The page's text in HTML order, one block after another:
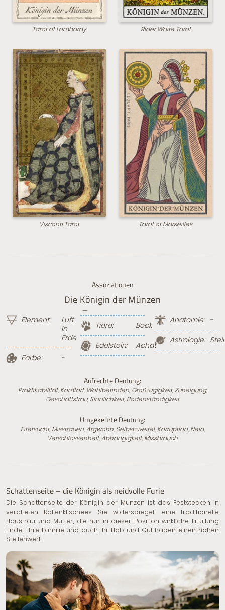
Tarot of Lombardy Rider Waite Tarot
Visconti Tarot Tarot of Marseilles
Assoziationen
Die Königin der Münzen
Element:
Luft
in
Erde
Farbe:
-
Tiere:
Bock
Edelstein:
Achat
Anatomie: -
Astrologie:
Aufrechte Deutung:
Praktikabilität, Komfort, Wohlbefinden, Großzügigkeit, Zuneigung,
Geschäftsfrau, Sinnlichkeit, Bodenständigkeit
Umgekehrte Deutung:
Eifersucht, Misstrauen, Argwohn, Selbstzweifel, Korruption, Neid,
Verschlossenheit, Abhängigkeit, Missbrauch
Schattenseite – die Königin als neidvolle Furie
Die Schattenseite der Königin der Münzen ist das Feststecken in
veralteten Rollenklischees. Sie widerspiegelt eine traditionelle
Hausfrau und Mutter, die nur in dieser Position wirkliche Erfüllung
findet. Ihre Familie und auch ihr Hab und Gut haben einen hohen
Stellenwert.